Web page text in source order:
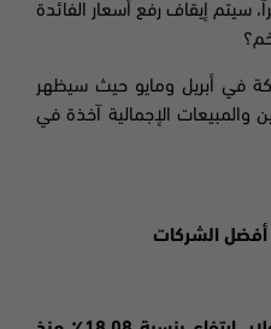
، سيتم إيقاف رفع أسعار الفائدة
في أبريل ومايو حيث سيظهر
والمبيعات الإجمالية آخذة في
الشركات